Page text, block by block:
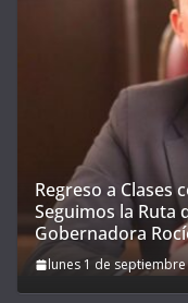
Regreso a Clases
Seguimos la Ruta
Gobernadora
lunes 1 de